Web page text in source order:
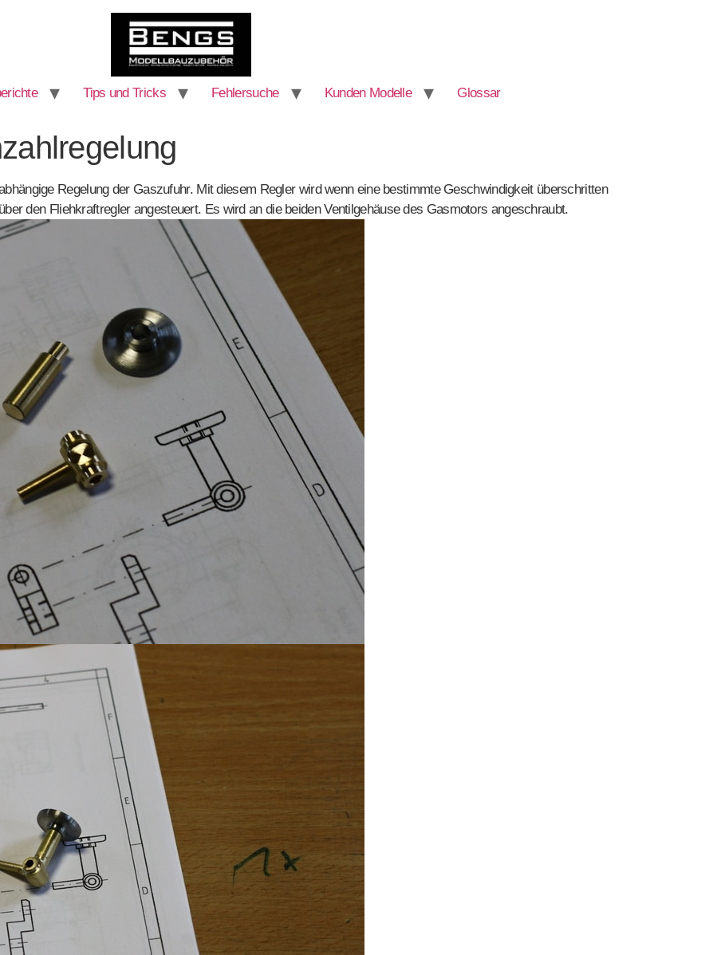
Tips und Tricks Fehlersuche Kunden Modelle Glossar
Regelung der Gaszufuhr. Mit diesem Regler wird wenn eine bestimmte Geschwindigkeit überschritten
den Fliehkraftregler angesteuert. Es wird an die beiden Ventilgehäuse des Gasmotors angeschraubt.